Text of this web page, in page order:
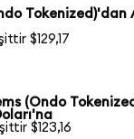
Tokenized)'dan
$129,17
(Ondo
$123,16